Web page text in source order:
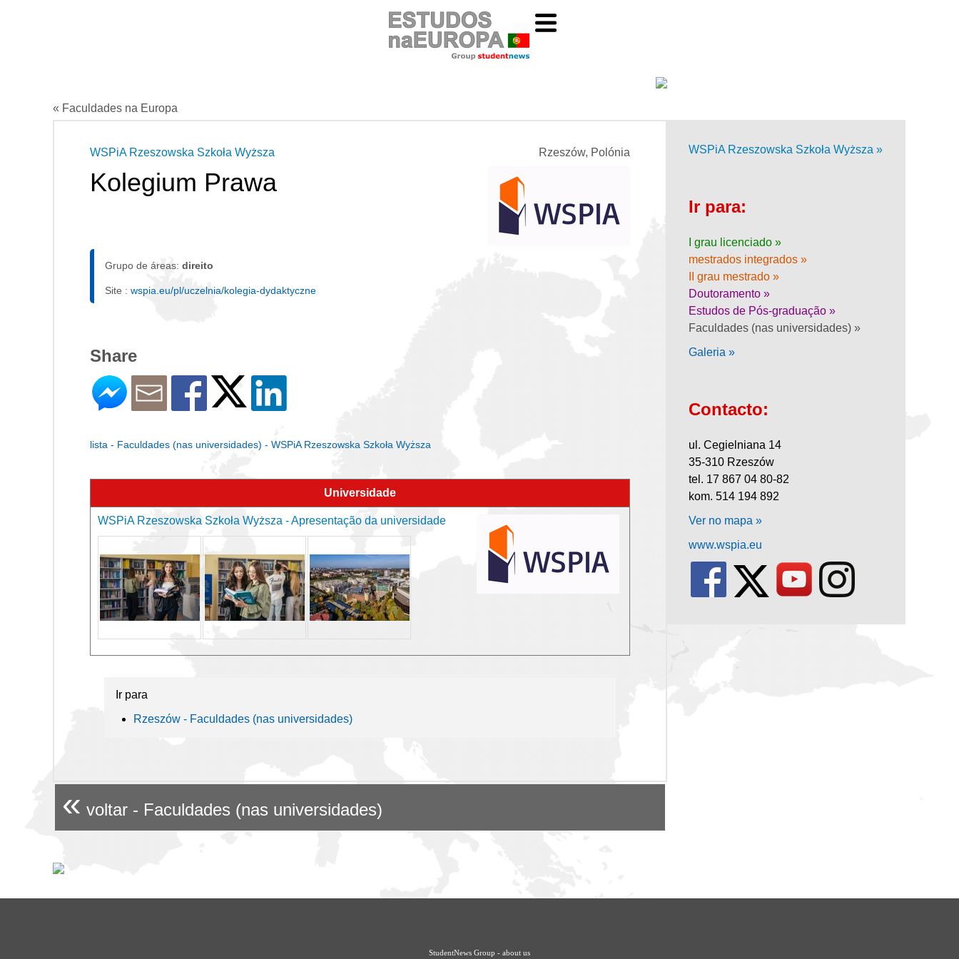
« Faculdades na Europa
Rzeszów, Polónia
WSPiA Rzeszowska Szkoła Wyższa
Kolegium Prawa
Grupo de áreas: direito
Site : wspia.eu/pl/uczelnia/kolegia-dydaktyczne
Share
lista - Faculdades (nas universidades) - WSPiA Rzeszowska Szkoła Wyższa
Universidade
WSPiA Rzeszowska Szkoła Wyższa - Apresentação da universidade
Ir para
Rzeszów - Faculdades (nas universidades)
« voltar - Faculdades (nas universidades)
WSPiA Rzeszowska Szkoła Wyższa »
Ir para:
I grau licenciado »
mestrados integrados »
II grau mestrado »
Doutoramento »
Estudos de Pós-graduação »
Faculdades (nas universidades) »
Galeria »
Contacto:
ul. Cegielniana 14
35-310 Rzeszów
tel. 17 867 04 80-82
kom. 514 194 892
Ver no mapa »
www.wspia.eu
StudentNews Group - about us